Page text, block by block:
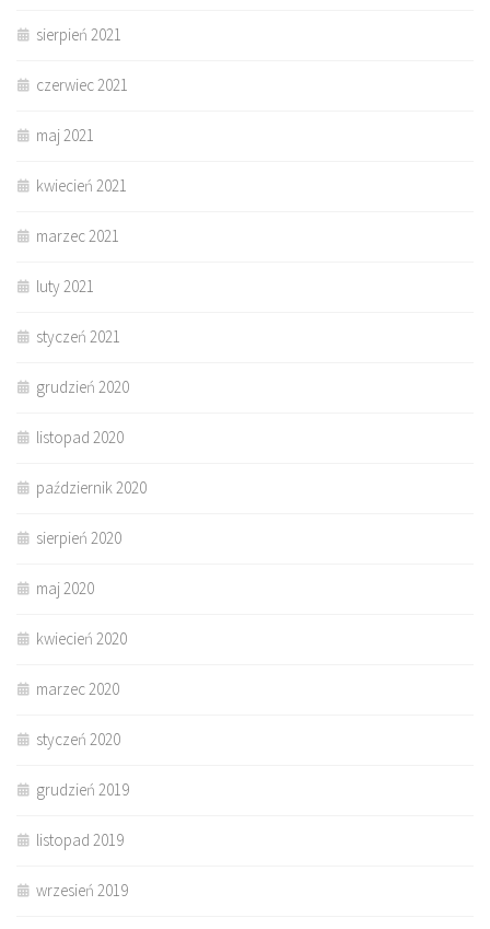
sierpień 2021
czerwiec 2021
maj 2021
kwiecień 2021
marzec 2021
luty 2021
styczeń 2021
grudzień 2020
listopad 2020
październik 2020
sierpień 2020
maj 2020
kwiecień 2020
marzec 2020
styczeń 2020
grudzień 2019
listopad 2019
wrzesień 2019